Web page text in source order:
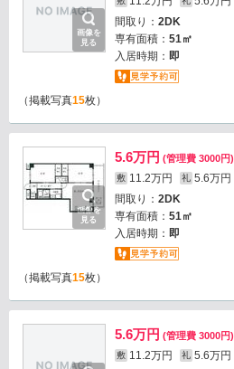
画像を
見る
間取り： 2DK
専有面積： 51㎡
入居時期： 即
（掲載写真15枚）
画像を
見る
5.6万円 (管理費 3000円)
敷 11.2万円 礼 5.6万円
間取り： 2DK
専有面積： 51㎡
入居時期： 即
（掲載写真15枚）
5.6万円 (管理費 3000円)
敷 11.2万円 礼 5.6万円